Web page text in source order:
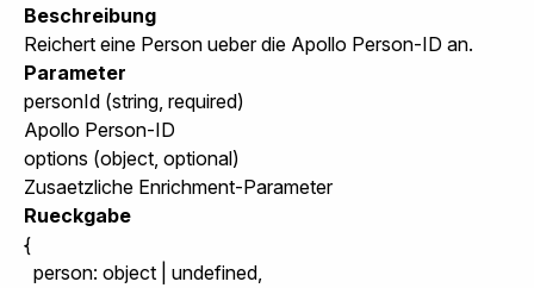
Beschreibung
Reichert eine Person ueber die Apollo Person-ID an.
Parameter
personId (string, required)
Apollo Person-ID
options (object, optional)
Zusaetzliche Enrichment-Parameter
Rueckgabe
{
  person: object | undefined,